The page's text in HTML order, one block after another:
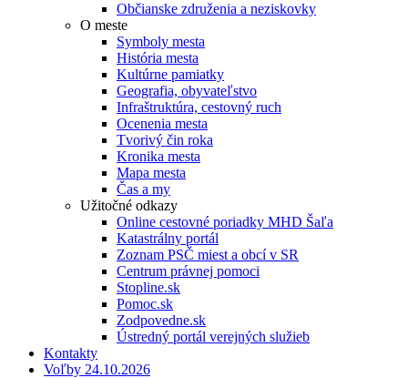
Občianske združenia a neziskovky
O meste
Symboly mesta
História mesta
Kultúrne pamiatky
Geografia, obyvateľstvo
Infraštruktúra, cestovný ruch
Ocenenia mesta
Tvorivý čin roka
Kronika mesta
Mapa mesta
Čas a my
Užitočné odkazy
Online cestovné poriadky MHD Šaľa
Katastrálny portál
Zoznam PSČ miest a obcí v SR
Centrum právnej pomoci
Stopline.sk
Pomoc.sk
Zodpovedne.sk
Ústredný portál verejných služieb
Kontakty
Voľby 24.10.2026